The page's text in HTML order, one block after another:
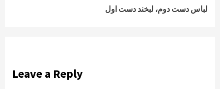
لباس دست دوم، لبخند دست اول
Leave a Reply